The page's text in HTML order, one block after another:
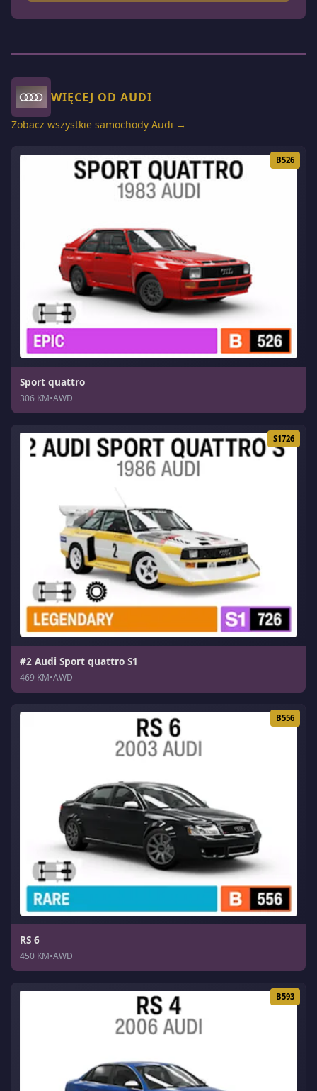
WIĘCEJ OD AUDI
Zobacz wszystkie samochody Audi →
B526
Sport quattro
306 KM•AWD
S1726
#2 Audi Sport quattro S1
469 KM•AWD
B556
RS 6
450 KM•AWD
B593